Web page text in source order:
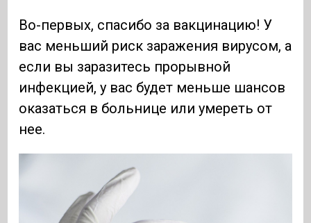
Во-первых, спасибо за вакцинацию! У
вас меньший риск заражения вирусом, а
если вы заразитесь прорывной
инфекцией, у вас будет меньше шансов
оказаться в больнице или умереть от
нее.